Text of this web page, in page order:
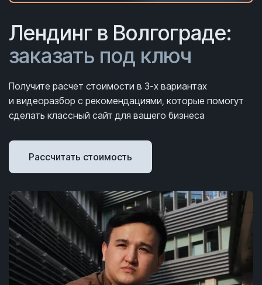
Лендинг в Волгограде:
заказать под ключ
Получите расчет стоимости в 3-х вариантах
и видеоразбор с рекомендациями, которые помогут
сделать классный сайт для вашего бизнеса
Рассчитать стоимость